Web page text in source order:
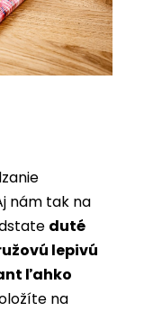
nám tak na
duté
lepivú
ľahko
na